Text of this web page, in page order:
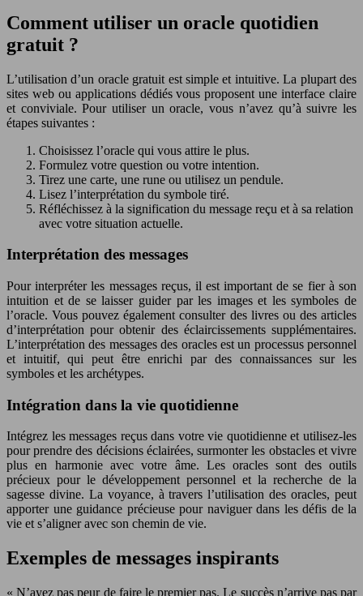
Comment utiliser un oracle quotidien
gratuit ?
L’utilisation d’un oracle gratuit est simple et intuitive. La plupart des
sites web ou applications dédiés vous proposent une interface claire
et conviviale. Pour utiliser un oracle, vous n’avez qu’à suivre les
étapes suivantes :
Choisissez l’oracle qui vous attire le plus.
Formulez votre question ou votre intention.
Tirez une carte, une rune ou utilisez un pendule.
Lisez l’interprétation du symbole tiré.
Réfléchissez à la signification du message reçu et à sa relation
avec votre situation actuelle.
Interprétation des messages
Pour interpréter les messages reçus, il est important de se fier à son
intuition et de se laisser guider par les images et les symboles de
l’oracle. Vous pouvez également consulter des livres ou des articles
d’interprétation pour obtenir des éclaircissements supplémentaires.
L’interprétation des messages des oracles est un processus personnel
et intuitif, qui peut être enrichi par des connaissances sur les
symboles et les archétypes.
Intégration dans la vie quotidienne
Intégrez les messages reçus dans votre vie quotidienne et utilisez-les
pour prendre des décisions éclairées, surmonter les obstacles et vivre
plus en harmonie avec votre âme. Les oracles sont des outils
précieux pour le développement personnel et la recherche de la
sagesse divine. La voyance, à travers l’utilisation des oracles, peut
apporter une guidance précieuse pour naviguer dans les défis de la
vie et s’aligner avec son chemin de vie.
Exemples de messages inspirants
« N’ayez pas peur de faire le premier pas. Le succès n’arrive pas par